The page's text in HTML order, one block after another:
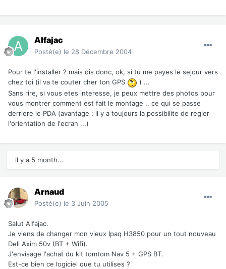
Alfajac
Posté(e) le 28 Décembre 2004
Pour te l'installer ? mais dis donc, ok, si tu me payes le sejour vers
chez toi (il va te couter cher ton GPS
) ...
Sans rire, si vous etes interesse, je peux mettre des photos pour
vous montrer comment est fait le montage .. ce qui se passe
derriere le PDA (avantage : il y a toujours la possibilite de regler
l'orientation de l'ecran ...)
il y a 5 month...
Arnaud
Posté(e) le 3 Juin 2005
Salut Alfajac.
Je viens de changer mon vieux Ipaq H3850 pour un tout nouveau
Dell Axim 50v (BT + Wifi).
J'envisage l'achat du kit tomtom Nav 5 + GPS BT.
Est-ce bien ce logiciel que tu utilises ?